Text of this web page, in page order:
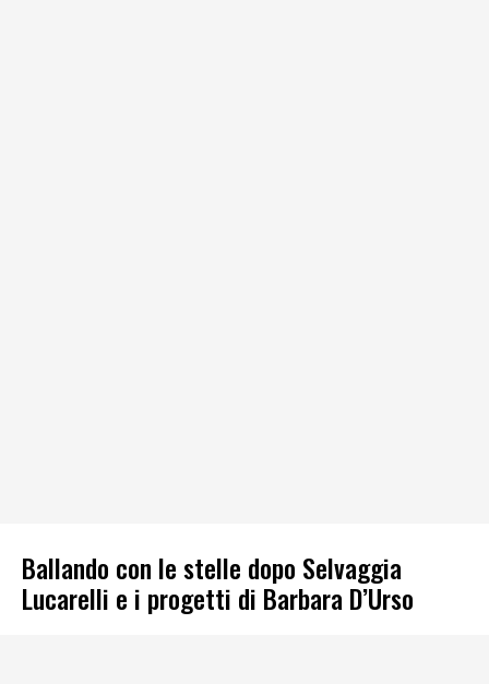
Ballando con le stelle dopo Selvaggia
Lucarelli e i progetti di Barbara D’Urso